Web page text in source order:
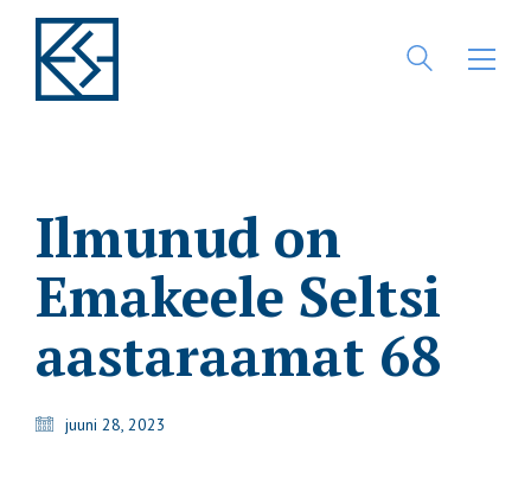
Ilmunud on
Emakeele Seltsi
aastaraamat 68
juuni 28, 2023